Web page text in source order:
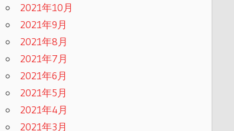
2021年10月
2021年9月
2021年8月
2021年7月
2021年6月
2021年5月
2021年4月
2021年3月